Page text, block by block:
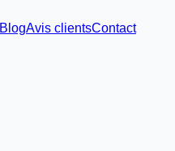
BlogAvis clientsContact